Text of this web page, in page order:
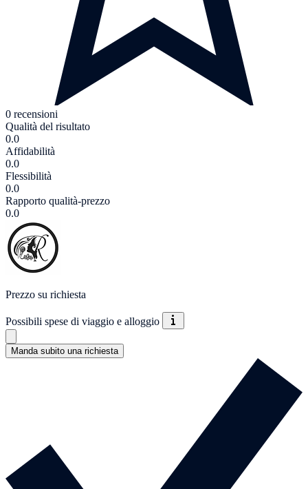
0 recensioni
Qualità del risultato
0.0
Affidabilità
0.0
Flessibilità
0.0
Rapporto qualità-prezzo
0.0
Prezzo su richiesta
Possibili spese di viaggio e alloggio
Manda subito una richiesta